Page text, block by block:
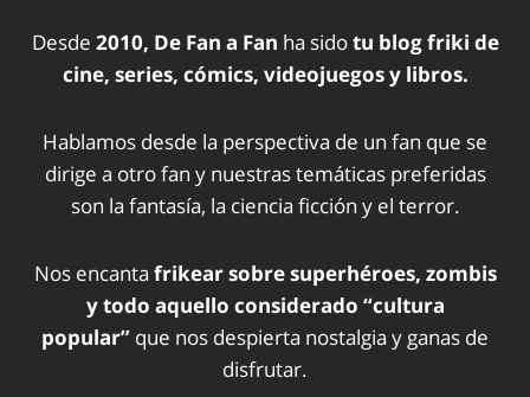
Desde 2010, De Fan a Fan ha sidotu blog friki de
cine, series, cómics, videojuegos y libros.
Hablamos desde la perspectiva de un fan que se
dirige a otro fan y nuestras temáticas preferidas
son la fantasía, la ciencia ficción y el terror.
Nos encanta frikear sobre superhéroes, zombis
y todo aquello considerado “cultura
popular” que nos despierta nostalgia y ganas de
disfrutar.